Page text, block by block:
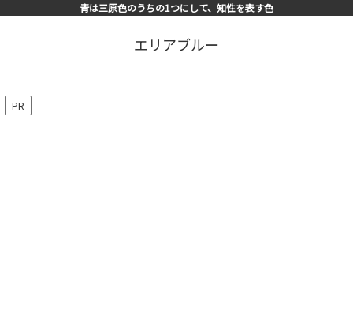
青は三原色のうちの1つにして、知性を表す色
エリアブルー
PR